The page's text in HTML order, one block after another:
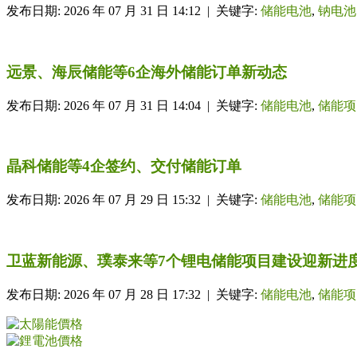
发布日期: 2026 年 07 月 31 日 14:12 | 关键字: 储能电池, 钠电池
远景、海辰储能等6企海外储能订单新动态
发布日期: 2026 年 07 月 31 日 14:04 | 关键字: 储能电池, 储能项
晶科储能等4企签约、交付储能订单
发布日期: 2026 年 07 月 29 日 15:32 | 关键字: 储能电池, 储能项
卫蓝新能源、璞泰来等7个锂电储能项目建设迎新进
发布日期: 2026 年 07 月 28 日 17:32 | 关键字: 储能电池, 储能项